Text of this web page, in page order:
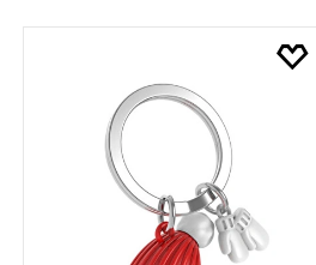
SEPETE EKLE